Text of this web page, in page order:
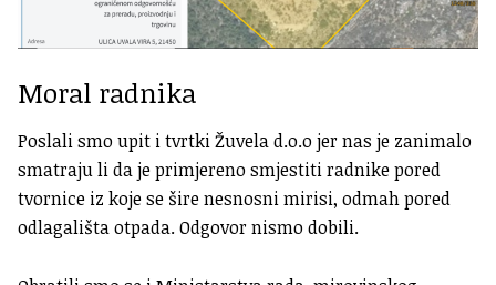
Moral radnika
Poslali smo upit i tvrtki Žuvela d.o.o jer nas je zanimalo
smatraju li da je primjereno smjestiti radnike pored
tvornice iz koje se šire nesnosni mirisi, odmah pored
odlagališta otpada. Odgovor nismo dobili.